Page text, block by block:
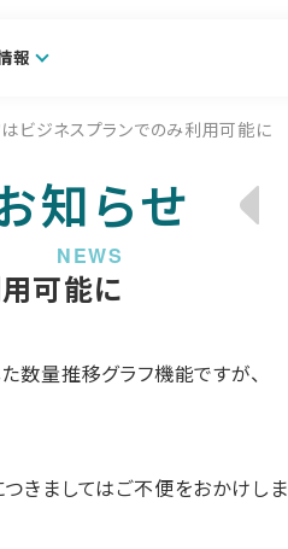
報
ビジネスプランでのみ利用可能に
知らせ
可能に
数量推移グラフ機能ですが、
きましてはご不便をおかけしま